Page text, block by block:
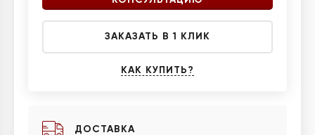
ЗАКАЗАТЬ В 1 КЛИК
КАК КУПИТЬ?
ДОСТАВКА